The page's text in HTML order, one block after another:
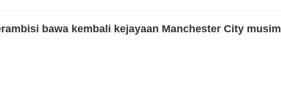
bawa kembali kejayaan Manchester City musim